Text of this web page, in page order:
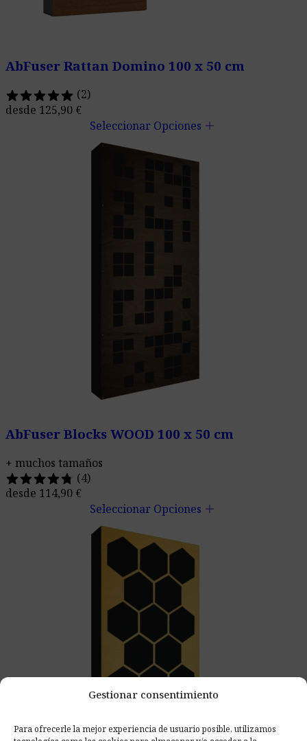
Gestionar consentimiento
Para ofrecerle la mejor experiencia de usuario posible, utilizamos
AbFuser Rattan Domino 100 x 50 cm
(2)
desde 125,90 €
Seleccionar Opciones add
AbFuser Blocks WOOD 100 x 50 cm
+ muchos tamaños
(4)
desde 114,90 €
Seleccionar Opciones add